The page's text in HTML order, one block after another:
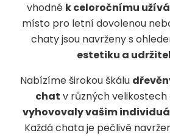
vhodné k celoročnímu
místo pro letní dovolenou
chaty jsou navrženy s
estetiku a
Nabízíme širokou škálu
chat v různých velikostech
vyhovovaly vašim
Každá chata je pečlivě